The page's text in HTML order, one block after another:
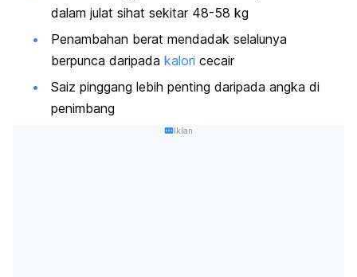
dalam julat sihat sekitar 48-58 kg
Penambahan berat mendadak selalunya
berpunca daripada kalori cecair
Saiz pinggang lebih penting daripada angka di
penimbang
Iklan